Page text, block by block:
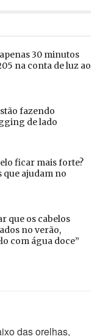
30 minutos
na conta de luz ao
fazendo
de lado
ficar mais forte?
que ajudam no
que os cabelos
no verão,
com água doce”
das orelhas,